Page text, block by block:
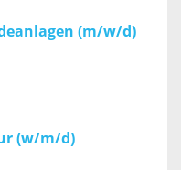
(m/w/d)
(w/m/d)